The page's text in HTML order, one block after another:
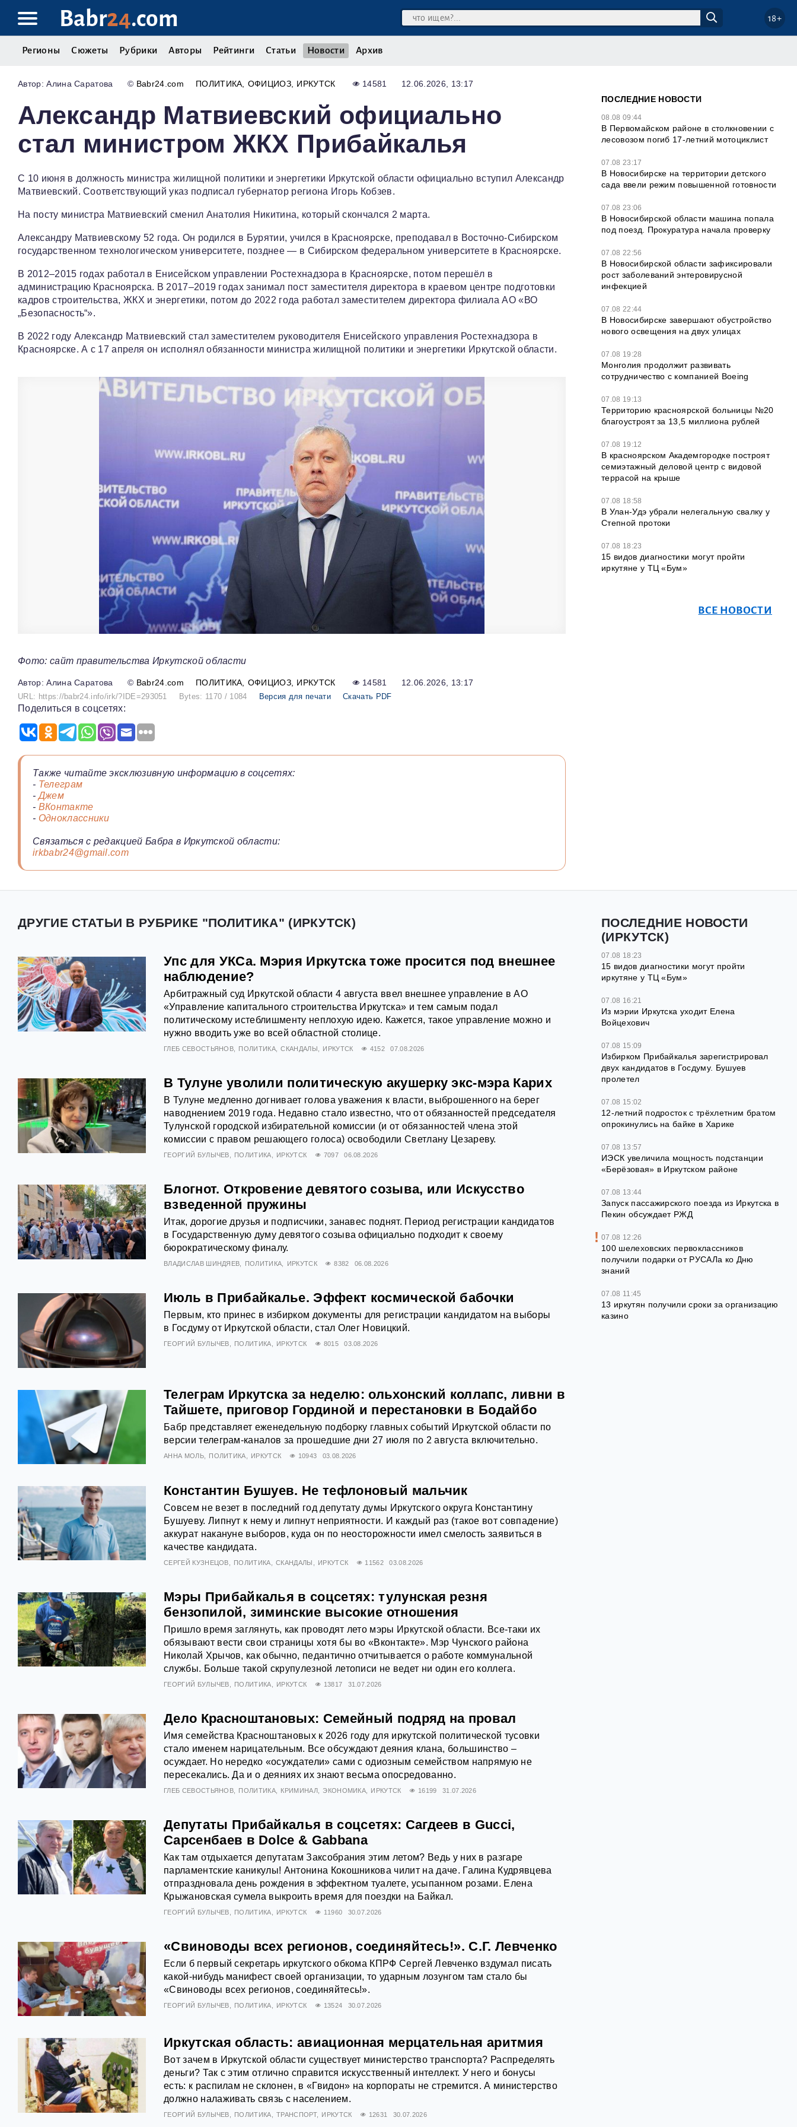
Babr24.com 18+
Регионы Сюжеты Рубрики Авторы Рейтинги Статьи Новости Архив
Алина Саратова © Babr24.com ПОЛИТИКА ОФИЦИОЗ ИРКУТСК 14581 12.06.2026, 13:17
Александр Матвиевский официально
стал министром ЖКХ Прибайкалья
С 10 июня в должность министра жилищной политики и энергетики Иркутской области официально вступил Александр
Матвиевский. Соответствующий указ подписал губернатор региона Игорь Кобзев.
На посту министра Матвиевский сменил Анатолия Никитина, который скончался 2 марта.
Александру Матвиевскому 52 года. Он родился в Бурятии, учился в Красноярске, преподавал в Восточно‑Сибирском
государственном технологическом университете, позднее — в Сибирском федеральном университете в Красноярске.
В 2012–2015 годах работал в Енисейском управлении Ростехнадзора в Красноярске, потом перешёл в
администрацию Красноярска. В 2017–2019 годах занимал пост заместителя директора в краевом центре подготовки
кадров строительства, ЖКХ и энергетики, потом до 2022 года работал заместителем директора филиала АО «ВО
„Безопасность“».
В 2022 году Александр Матвиевский стал заместителем руководителя Енисейского управления Ростехнадзора в
Красноярске. А с 17 апреля он исполнял обязанности министра жилищной политики и энергетики Иркутской области.
Фото: сайт правительства Иркутской области
Алина Саратова © Babr24.com ПОЛИТИКА ОФИЦИОЗ ИРКУТСК 14581 12.06.2026, 13:17
URL: https://babr24.info/irk/?IDE=293051 Bytes: 1170 / 1084 Версия для печати Скачать PDF
Поделиться в соцсетях:
Также читайте эксклюзивную информацию в соцсетях:
- Телеграм
-Джем
- ВКонтакте
- Одноклассники
Связаться с редакцией Бабра в Иркутской области:
irkbabr24@gmail.com
ПОСЛЕДНИЕ НОВОСТИ
08.08 09:44
В Первомайском районе в столкновении с
лесовозом погиб 17-летний мотоциклист
07.08 23:17
В Новосибирске на территории детского
сада ввели режим повышенной готовности
07.08 23:06
В Новосибирской области машина попала
под поезд. Прокуратура начала проверку
07.08 22:56
В Новосибирской области зафиксировали
рост заболеваний энтеровирусной
инфекцией
07.08 22:44
В Новосибирске завершают обустройство
нового освещения на двух улицах
07.08 19:28
Монголия продолжит развивать
сотрудничество с компанией Boeing
07.08 19:13
Территорию красноярской больницы №20
благоустроят за 13,5 миллиона рублей
07.08 19:12
В красноярском Академгородке построят
семиэтажный деловой центр с видовой
террасой на крыше
07.08 18:58
В Улан-Удэ убрали нелегальную свалку у
Степной протоки
07.08 18:23
15 видов диагностики могут пройти
иркутяне у ТЦ «Бум»
ВСЕ НОВОСТИ
ДРУГИЕ СТАТЬИ В РУБРИКЕ "ПОЛИТИКА" (ИРКУТСК)
Упс для УКСа. Мэрия Иркутска тоже просится под внешнее
наблюдение?
Арбитражный суд Иркутской области 4 августа ввел внешнее управление в АО
«Управление капитального строительства Иркутска» и тем самым подал
политическому истеблишменту неплохую идею. Кажется, такое управление можно и
нужно вводить уже во всей областной столице.
ГЛЕБ СЕВОСТЬЯНОВ ПОЛИТИКА СКАНДАЛЫ ИРКУТСК 4152 07.08.2026
В Тулуне уволили политическую акушерку экс-мэра Карих
В Тулуне медленно догнивает голова уважения к власти, выброшенного на берег
наводнением 2019 года. Недавно стало известно, что от обязанностей председателя
Тулунской городской избирательной комиссии (и от обязанностей члена этой
комиссии с правом решающего голоса) освободили Светлану Цезареву.
ГЕОРГИЙ БУЛЫЧЕВ ПОЛИТИКА ИРКУТСК 7097 06.08.2026
Блогнот. Откровение девятого созыва, или Искусство
взведенной пружины
Итак, дорогие друзья и подписчики, занавес поднят. Период регистрации кандидатов
в Государственную думу девятого созыва официально подходит к своему
бюрократическому финалу.
ВЛАДИСЛАВ ШИНДЯЕВ ПОЛИТИКА ИРКУТСК 8382 06.08.2026
Июль в Прибайкалье. Эффект космической бабочки
Первым, кто принес в избирком документы для регистрации кандидатом на выборы
в Госдуму от Иркутской области, стал Олег Новицкий.
ГЕОРГИЙ БУЛЫЧЕВ ПОЛИТИКА ИРКУТСК 8015 03.08.2026
Телеграм Иркутска за неделю: ольхонский коллапс, ливни в
Тайшете, приговор Гординой и перестановки в Бодайбо
Бабр представляет еженедельную подборку главных событий Иркутской области по
версии телеграм-каналов за прошедшие дни 27 июля по 2 августа включительно.
АННА МОЛЬ ПОЛИТИКА ИРКУТСК 10943 03.08.2026
Константин Бушуев. Не тефлоновый мальчик
Совсем не везет в последний год депутату думы Иркутского округа Константину
Бушуеву. Липнут к нему и липнут неприятности. И каждый раз (такое вот совпадение)
аккурат накануне выборов, куда он по неосторожности имел смелость заявиться в
качестве кандидата.
СЕРГЕЙ КУЗНЕЦОВ ПОЛИТИКА СКАНДАЛЫ ИРКУТСК 11562 03.08.2026
Мэры Прибайкалья в соцсетях: тулунская резня
бензопилой, зиминские высокие отношения
Пришло время заглянуть, как проводят лето мэры Иркутской области. Все-таки их
обязывают вести свои страницы хотя бы во «Вконтакте». Мэр Чунского района
Николай Хрычов, как обычно, педантично отчитывается о работе коммунальной
службы. Больше такой скрупулезной летописи не ведет ни один его коллега.
ГЕОРГИЙ БУЛЫЧЕВ ПОЛИТИКА ИРКУТСК 13817 31.07.2026
Дело Красноштановых: Семейный подряд на провал
Имя семейства Красноштановых к 2026 году для иркутской политической тусовки
стало именем нарицательным. Все обсуждают деяния клана, большинство –
осуждает. Но нередко «осуждатели» сами с одиозным семейством напрямую не
пересекались. Да и о деяниях их знают весьма опосредованно.
ГЛЕБ СЕВОСТЬЯНОВ ПОЛИТИКА КРИМИНАЛ ЭКОНОМИКА ИРКУТСК 16199 31.07.2026
Депутаты Прибайкалья в соцсетях: Сагдеев в Gucci,
Сарсенбаев в Dolce & Gabbana
Как там отдыхается депутатам Заксобрания этим летом? Ведь у них в разгаре
парламентские каникулы! Антонина Кокошникова чилит на даче. Галина Кудрявцева
отпраздновала день рождения в эффектном туалете, усыпанном розами. Елена
Крыжановская сумела выкроить время для поездки на Байкал.
ГЕОРГИЙ БУЛЫЧЕВ ПОЛИТИКА ИРКУТСК 11960 30.07.2026
«Свиноводы всех регионов, соединяйтесь!». С.Г. Левченко
Если б первый секретарь иркутского обкома КПРФ Сергей Левченко вздумал писать
какой-нибудь манифест своей организации, то ударным лозунгом там стало бы
«Свиноводы всех регионов, соединяйтесь!».
ГЕОРГИЙ БУЛЫЧЕВ ПОЛИТИКА ИРКУТСК 13524 30.07.2026
Иркутская область: авиационная мерцательная аритмия
Вот зачем в Иркутской области существует министерство транспорта? Распределять
деньги? Так с этим отлично справится искусственный интеллект. У него и бонусы
есть: к распилам не склонен, в «Гвидон» на корпораты не стремится. А министерство
должно налаживать связь с населением.
ГЕОРГИЙ БУЛЫЧЕВ ПОЛИТИКА ТРАНСПОРТ ИРКУТСК 12631 30.07.2026
ПОСЛЕДНИЕ НОВОСТИ
(ИРКУТСК)
07.08 18:23
15 видов диагностики могут пройти
иркутяне у ТЦ «Бум»
07.08 16:21
Из мэрии Иркутска уходит Елена
Войцехович
07.08 15:09
Избирком Прибайкалья зарегистрировал
двух кандидатов в Госдуму. Бушуев
пролетел
07.08 15:02
12‑летний подросток с трёхлетним братом
опрокинулись на байке в Харике
07.08 13:57
ИЭСК увеличила мощность подстанции
«Берёзовая» в Иркутском районе
07.08 13:44
Запуск пассажирского поезда из Иркутска в
Пекин обсуждает РЖД
07.08 12:26
100 шелеховских первоклассников
получили подарки от РУСАЛа ко Дню
знаний
07.08 11:45
13 иркутян получили сроки за организацию
казино